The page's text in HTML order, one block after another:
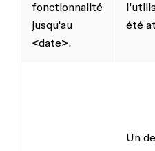
fonctionnalité
jusqu'au
<date>.
été
Un